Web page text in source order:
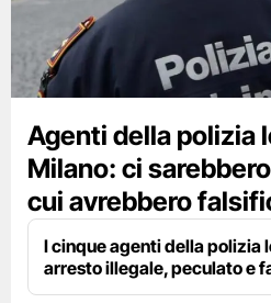
Agenti della polizia
Milano: ci
cui avrebbero
I cinque agenti della polizia
arresto illegale, peculato e